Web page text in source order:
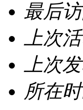
最后
上次
上次
所在